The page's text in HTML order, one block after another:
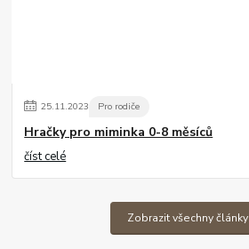
25.11.2023 Pro rodiče
Hračky pro miminka 0-8 měsíců
číst celé
Zobrazit všechny články